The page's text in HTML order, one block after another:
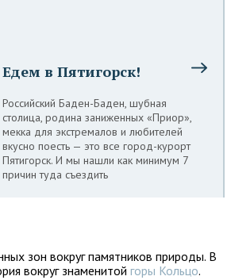
Едем в Пятигорск!
Российский Баден-Баден, шубная
столица, родина заниженных «Приор»,
мекка для экстремалов и любителей
вкусно поесть — это все город-курорт
Пятигорск. И мы нашли как минимум 7
причин туда съездить
зон вокруг памятников природы. В
вокруг знаменитой горы Кольцо.